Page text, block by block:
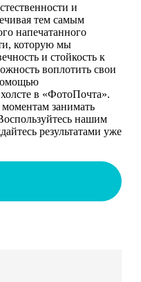
и
тем самым
напечатанного
которую мы
и стойкость к
воплотить свои
в «ФотоПочта».
занимать
нашим
результатами уже